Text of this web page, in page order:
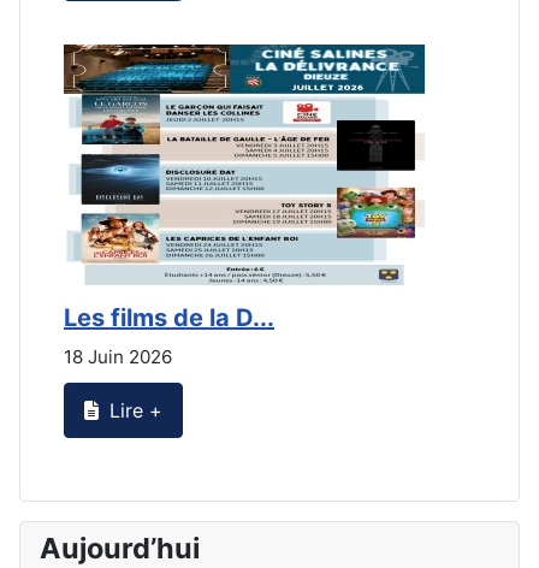
Les films de la D...
18 Juin 2026
Lire +
Aujourd’hui